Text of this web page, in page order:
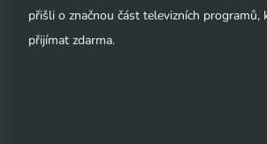
přišli o značnou část televizních programů,
přijímat zdarma.